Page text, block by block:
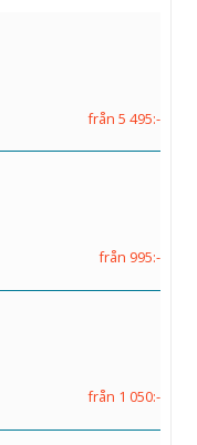
från 5 495:-
från 995:-
från 1 050:-